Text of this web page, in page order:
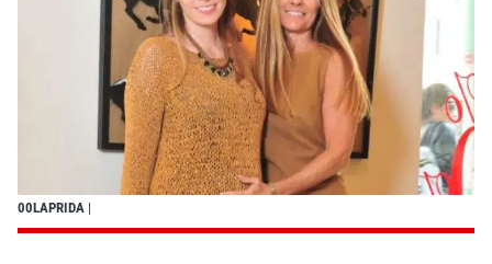
00LAPRIDA |